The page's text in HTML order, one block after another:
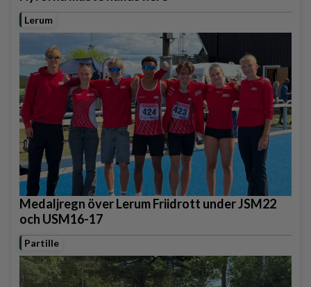
Lerum
Medaljregn över Lerum Friidrott under JSM22
och USM16-17
Partille